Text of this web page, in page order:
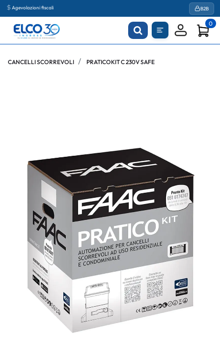
Agevolazioni fiscali B2B
0
CANCELLI SCORREVOLI PRATICOKIT C 230V SAFE